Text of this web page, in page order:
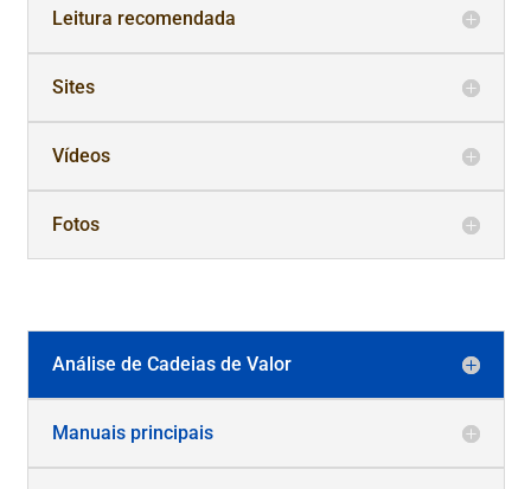
Leitura recomendada
Sites
Vídeos
Fotos
Análise de Cadeias de Valor
Manuais principais